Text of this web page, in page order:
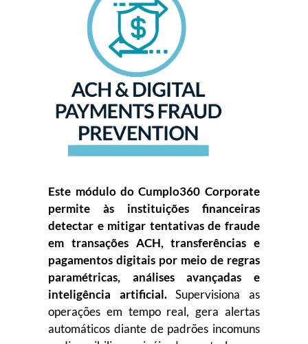
Este módulo do Cumplo360 Corporate
permite às instituições financeiras
detectar e mitigar tentativas de fraude
em transações ACH, transferências e
pagamentos digitais por meio de regras
paramétricas, análises avançadas e
inteligência artificial.Supervisiona as
operações em tempo real, gera alertas
automáticos diante de padrões incomuns